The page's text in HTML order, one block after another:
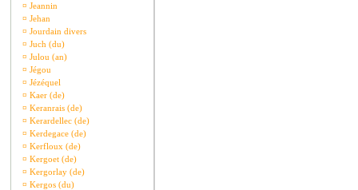
¤ Jeannin
¤ Jehan
¤ Jourdain divers
¤ Juch (du)
¤ Julou (an)
¤ Jégou
¤ Jézéquel
¤ Kaer (de)
¤ Keranrais (de)
¤ Kerardellec (de)
¤ Kerdegace (de)
¤ Kerfloux (de)
¤ Kergoet (de)
¤ Kergorlay (de)
¤ Kergos (du)